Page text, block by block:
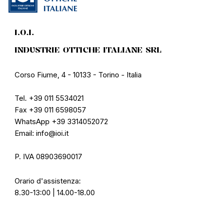
I.O.I.
INDUSTRIE OTTICHE ITALIANE SRL
Corso Fiume, 4 - 10133 - Torino - Italia
Tel. +39 011 5534021
Fax +39 011 6598057
WhatsApp +39 3314052072
Email: info@ioi.it
P. IVA 08903690017
Orario d'assistenza:
8.30-13:00 | 14.00-18.00